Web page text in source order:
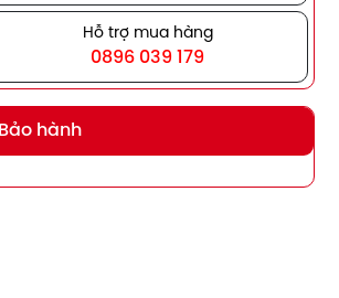
Hỗ trợ mua hàng
0896 039 179
Bảo hành